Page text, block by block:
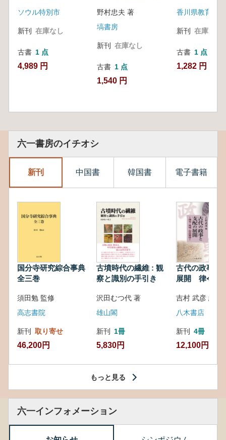
12月31日
ソウル特別市
新刊 在庫なし
古書 1 点
4,989 円
版
野村忠夫 著
塙書房
新刊 在庫なし
古書 1 点
1,540 円
香川県教育委
新刊 在庫なし
古書 1 点
1,282 円
六一書房のイチオシ
新刊 中国書 韓国書 電子書籍
国分寺研究綜合事典
全三巻
須田勉 監修
高志書院
新刊 取り寄せ
46,200円
古墳時代の繊維 : 観
察と識別の手引き
沢田むつ代 著
雄山閣
新刊 1冊
5,830円
古代の政事と
展開 律令・
吉村 武彦 編集
八木書店
新刊 4冊
12,100円
もっと見る
六一インフォメーション